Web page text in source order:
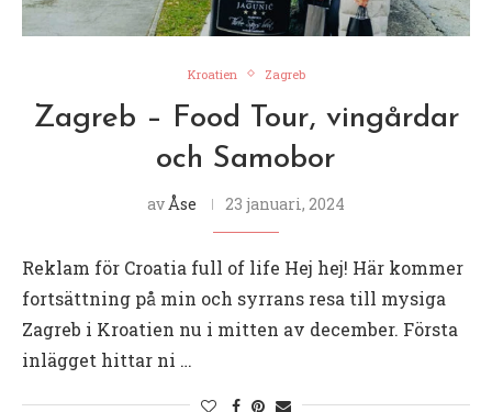
Kroatien Zagreb
Zagreb – Food Tour, vingårdar
och Samobor
av Åse 23 januari, 2024
Reklam för Croatia full of life Hej hej! Här kommer
fortsättning på min och syrrans resa till mysiga
Zagreb i Kroatien nu i mitten av december. Första
inlägget hittar ni …